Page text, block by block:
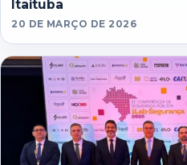
Itaituba
20 DE MARÇO DE 2026